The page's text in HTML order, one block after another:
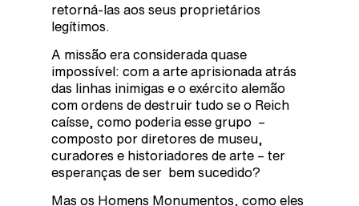
retorná-las aos seus proprietários
legítimos.
A missão era considerada quase
impossível: com a arte aprisionada atrás
das linhas inimigas e o exército alemão
com ordens de destruir tudo se o Reich
caísse, como poderia esse grupo –
composto por diretores de museu,
curadores e historiadores de arte – ter
esperanças de ser bem sucedido?
Mas os Homens Monumentos, como eles